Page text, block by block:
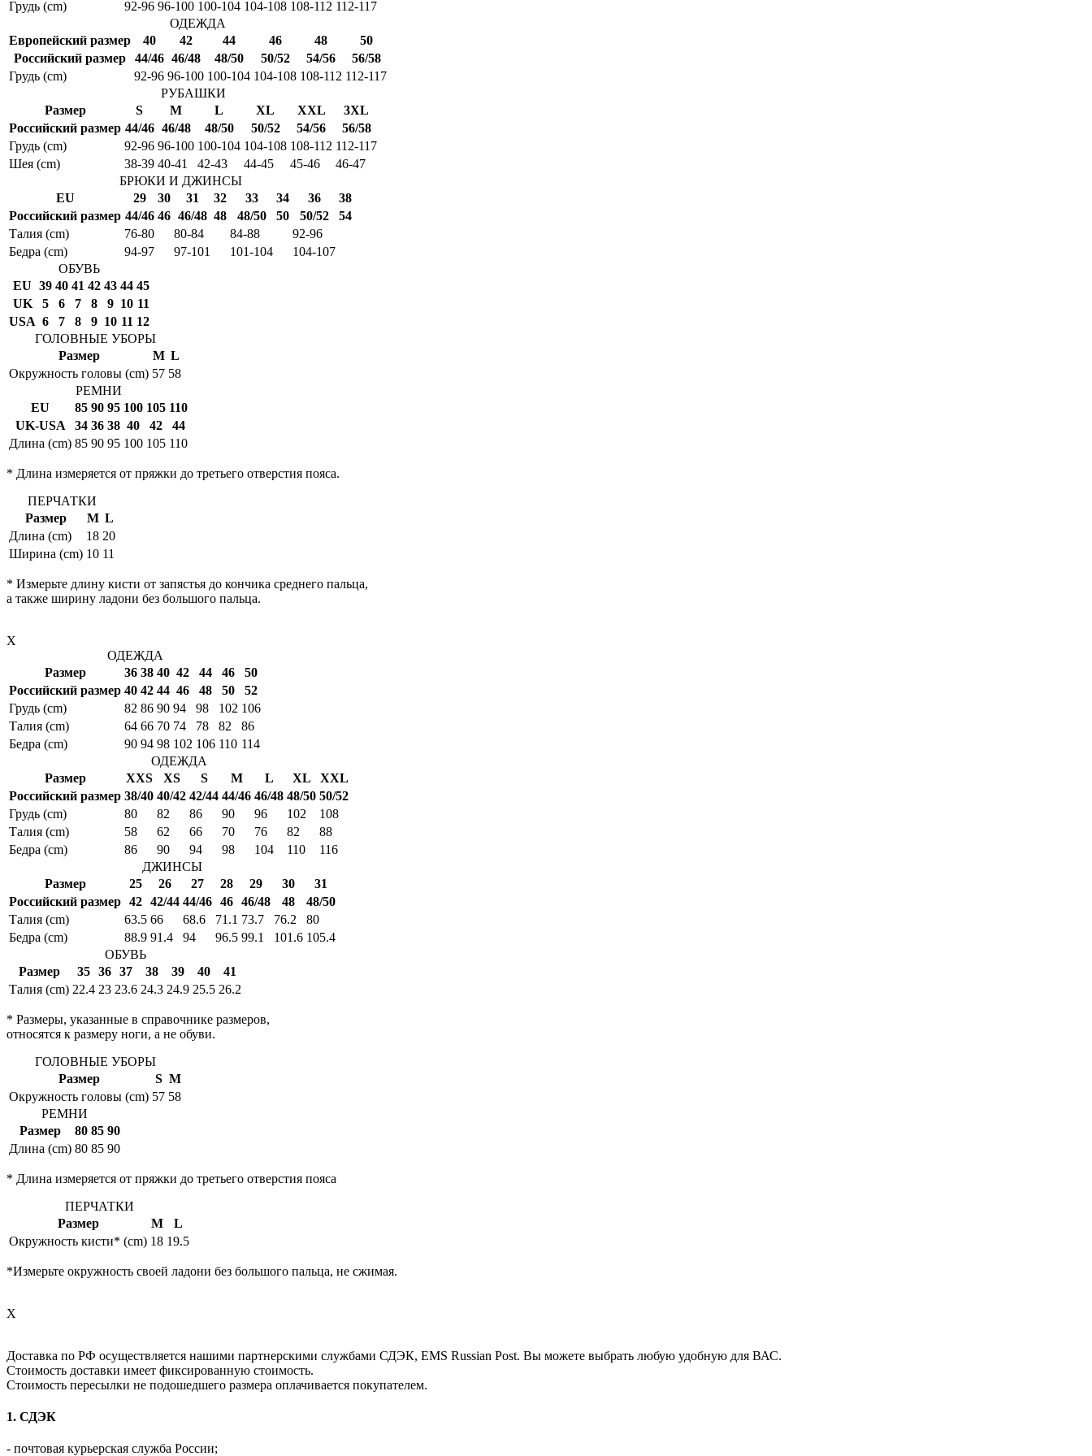
Грудь (cm) 92-96 96-100 100-104 104-108 108-112 112-117
ОДЕЖДА
Европейский размер
40 42 44 46 48
50
Российский размер
44/46 46/48 48/50 50/52 54/56
56/58
Грудь (cm)
92-96 96-100 100-104 104-108 108-112 112-117
РУБАШКИ
Размер
S M L XL XXL
3XL
Российский размер 44/46 46/48 48/50 50/52 54/56
56/58
Грудь (cm)
92-96 96-100 100-104 104-108 108-112 112-117
Шея (cm)
38-39 40-41 42-43 44-45 45-46
46-47
БРЮКИ И ДЖИНСЫ
EU
29 30 31 32 33 34 36
38
Российский размер 44/46 46 46/48 48 48/50 50 50/52
54
Талия (cm)
76-80 80-84 84-88
92-96
Бедра (cm)
94-97 97-101 101-104
104-107
ОБУВЬ
EU 39 40 41 42 43 44 45
UK
5 6 7 8 9 10 11
USA 6 7 8 9 10 11 12
ГОЛОВНЫЕ УБОРЫ
Размер
M L
Окружность головы (cm) 57 58
РЕМНИ
EU
85 90 95 100 105 110
UK-USA
34 36 38 40 42
44
Длина (cm) 85 90 95 100 105 110
* Длина измеряется от пряжки до третьего отверстия пояса.
ПЕРЧАТКИ
Размер
M L
Длина (cm)
18 20
Ширина (cm) 10 11
* Измерьте длину кисти от запястья до кончика среднего пальца,
а также ширину ладони без большого пальца.
X
ОДЕЖДА
Размер
36 38 40 42 44 46
50
Российский размер 40 42 44 46 48 50
52
Грудь (cm)
82 86 90 94 98 102 106
Талия (cm)
64 66 70 74 78 82
86
Бедра (cm)
90 94 98 102 106 110 114
ОДЕЖДА
Размер
XXS XS S M L XL
XXL
Российский размер 38/40 40/42 42/44 44/46 46/48 48/50 50/52
Грудь (cm)
80 82 86 90 96 102
108
Талия (cm)
58 62 66 70 76 82
88
Бедра (cm)
86 90 94 98 104 110
116
ДЖИНСЫ
Размер
25 26 27 28 29 30
31
Российский размер 42 42/44 44/46 46 46/48 48
48/50
Талия (cm)
63.5 66 68.6 71.1 73.7 76.2
80
Бедра (cm)
88.9 91.4 94 96.5 99.1 101.6 105.4
ОБУВЬ
Размер
35 36 37 38 39 40
41
Талия (cm) 22.4 23 23.6 24.3 24.9 25.5 26.2
* Размеры, указанные в справочнике размеров,
относятся к размеру ноги, а не обуви.
ГОЛОВНЫЕ УБОРЫ
Размер
S M
Окружность головы (cm) 57 58
РЕМНИ
Размер
80 85 90
Длина (cm) 80 85 90
* Длина измеряется от пряжки до третьего отверстия пояса
ПЕРЧАТКИ
Размер
M
L
Окружность кисти* (cm) 18 19.5
*Измерьте окружность своей ладони без большого пальца, не сжимая.
X
Доставка по РФ осуществляется нашими партнерскими службами СДЭК, EMS Russian Post. Вы можете выбрать любую удобную для ВАС.
Стоимость доставки имеет фиксированную стоимость.
Стоимость пересылки не подошедшего размера оплачивается покупателем.
1. СДЭК
- почтовая курьерская служба России;